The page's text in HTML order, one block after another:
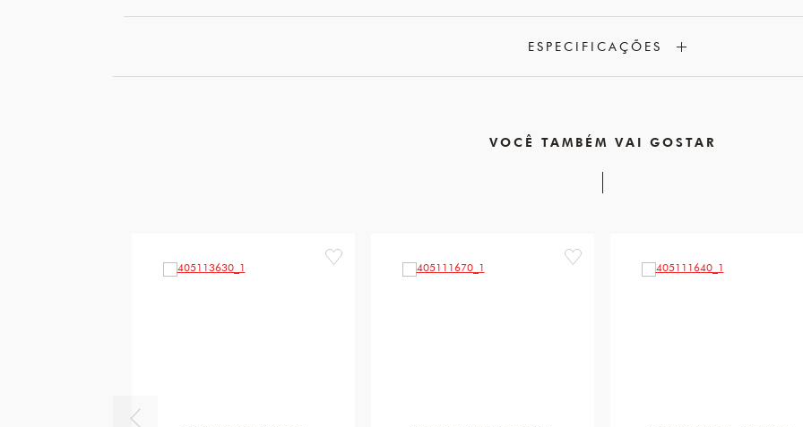
ESPECIFICAÇÕES
VOCÊ TAMBÉM VAI GOSTAR
favorite favorite